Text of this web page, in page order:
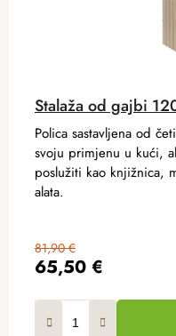
Stalaža od gajbi
65,50 €
81,90 €
Polica sastavljena od
svoju primjenu u kući,
poslužiti kao knjižnica,
alata.